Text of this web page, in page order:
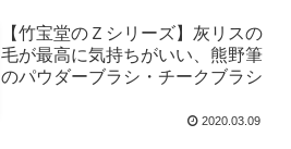
【竹宝堂のＺシリーズ】灰リスの
毛が最高に気持ちがいい、熊野筆
のパウダーブラシ・チークブラシ
2020.03.09